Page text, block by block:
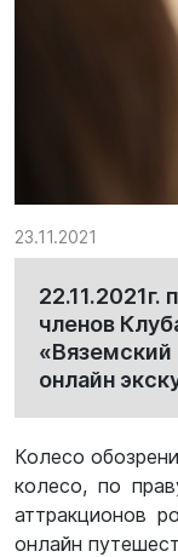
23.11.2021
членов
онлайн
Колесо
колесо, по
аттракционов
онлайн